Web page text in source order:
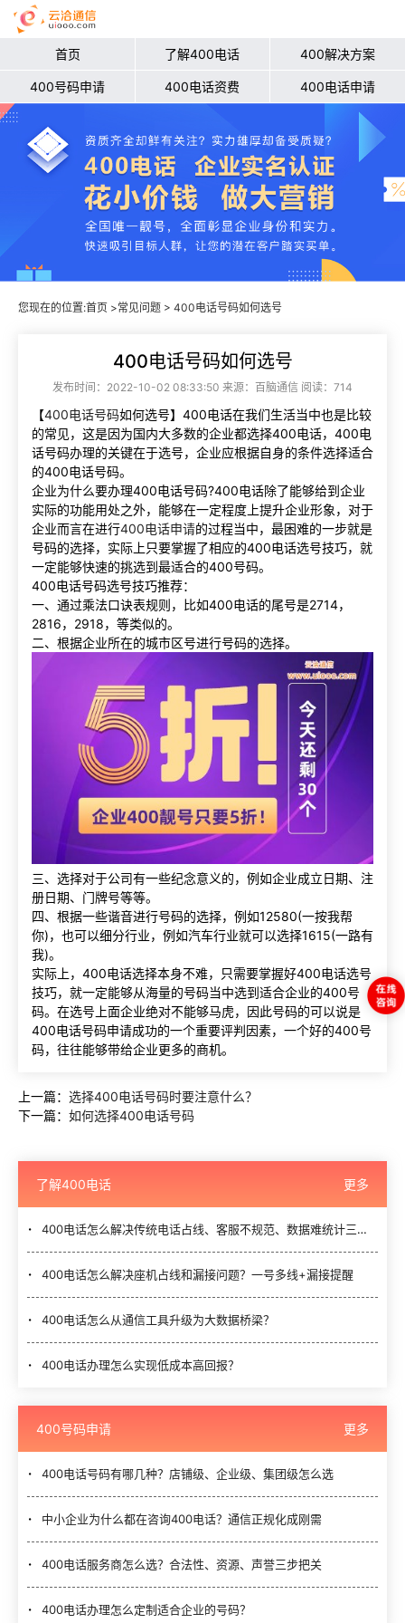
首页 了解400电话 400解决方案
400号码申请 400电话资费 400电话申请
您现在的位置:首页 >常见问题 > 400电话号码如何选号
400电话号码如何选号
发布时间：2022-10-02 08:33:50 来源：百脑通信 阅读：714
【400电话号码如何选号】400电话在我们生活当中也是比较
的常见，这是因为国内大多数的企业都选择400电话，400电
话号码办理的关键在于选号，企业应根据自身的条件选择适合
的400电话号码。
企业为什么要办理400电话号码?400电话除了能够给到企业
实际的功能用处之外，能够在一定程度上提升企业形象，对于
企业而言在进行400电话申请的过程当中，最困难的一步就是
号码的选择，实际上只要掌握了相应的400电话选号技巧，就
一定能够快速的挑选到最适合的400号码。
400电话号码选号技巧推荐：
一、通过乘法口诀表规则，比如400电话的尾号是2714，
2816，2918，等类似的。
二、根据企业所在的城市区号进行号码的选择。
三、选择对于公司有一些纪念意义的，例如企业成立日期、注
册日期、门牌号等等。
四、根据一些谐音进行号码的选择，例如12580(一按我帮
你)，也可以细分行业，例如汽车行业就可以选择1615(一路有
我)。
实际上，400电话选择本身不难，只需要掌握好400电话选号
技巧，就一定能够从海量的号码当中选到适合企业的400号
码。在选号上面企业绝对不能够马虎，因此号码的可以说是
400电话号码申请成功的一个重要评判因素，一个好的400号
码，往往能够带给企业更多的商机。
上一篇： 选择400电话号码时要注意什么？
下一篇： 如何选择400电话号码
了解400电话 更多
400电话怎么解决传统电话占线、客服不规范、数据难统计三大难题？
400电话怎么解决座机占线和漏接问题？一号多线+漏接提醒
400电话怎么从通信工具升级为大数据桥梁？
400电话办理怎么实现低成本高回报？
400号码申请 更多
400电话号码有哪几种？店铺级、企业级、集团级怎么选
中小企业为什么都在咨询400电话？通信正规化成刚需
400电话服务商怎么选？合法性、资源、声誉三步把关
400电话办理怎么定制适合企业的号码？